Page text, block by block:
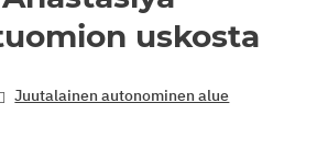
uskosta
Juutalainen autonominen alue